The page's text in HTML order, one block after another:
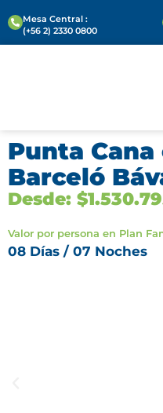
Mesa Central :
(+56 2) 2330 0800
Punta
Barceló
Desde:
Valor por persona en Plan
08 Días / 07 Noches